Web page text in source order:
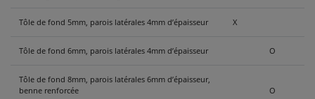
Tôle de fond 5mm, parois latérales 4mm d’épaisseur X
Tôle de fond 6mm, parois latérales 4mm d’épaisseur O
Tôle de fond 8mm, parois latérales 6mm d’épaisseur,
benne renforcée
O